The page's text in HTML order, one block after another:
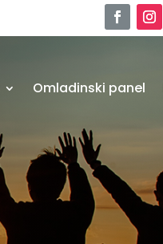
Omladinski panel